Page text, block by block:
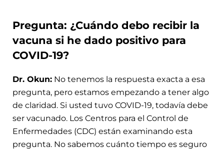
Pregunta: ¿Cuándo debo recibir la
vacuna si he dado positivo para
COVID-19?
Dr. Okun: No tenemos la respuesta exacta a esa
pregunta, pero estamos empezando a tener algo
de claridad. Si usted tuvo COVID-19, todavía debe
ser vacunado. Los Centros para el Control de
Enfermedades (CDC) están examinando esta
pregunta. No sabemos cuánto tiempo es seguro